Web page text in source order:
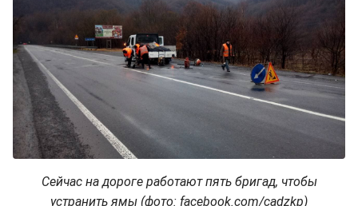
Сейчас на дороге работают пять бригад, чтобы
устранить ямы (фото: facebook.com/cadzkp)